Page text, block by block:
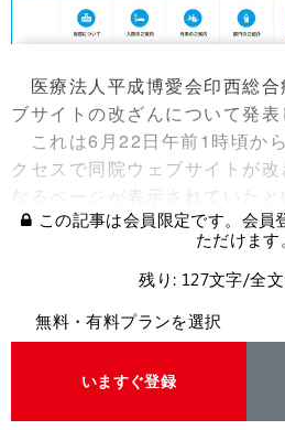
医療法人平成博愛会印西総
ブサイトの改ざんについて発表
これは6月22日午前1時頃か
クセスで同院ウェブサイトが
なるページが表示されていたと
この記事は会員限定です。会員
ただけます
残り: 127文字/全
無料・有料プランを選択
いますぐ登録